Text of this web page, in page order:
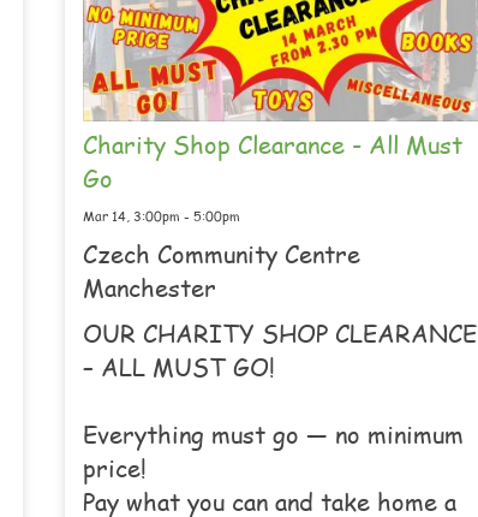
Charity Shop Clearance - All Must
Go
Mar 14, 3:00pm - 5:00pm
Czech Community Centre
Manchester
OUR CHARITY SHOP CLEARANCE
– ALL MUST GO!
Everything must go — no minimum
price!
Pay what you can and take home a